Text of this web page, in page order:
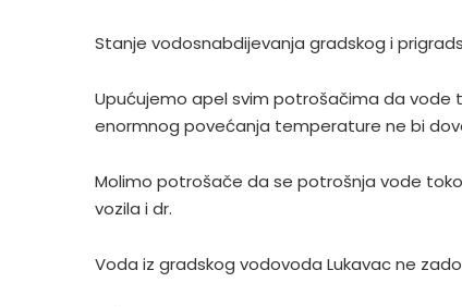
Stanje vodosnabdijevanja gradskog i
Upućujemo apel svim potrošačima da vode
enormnog povećanja temperature ne bi
Molimo potrošače da se potrošnja vode
vozila i dr.
Voda iz gradskog vodovoda Lukavac ne